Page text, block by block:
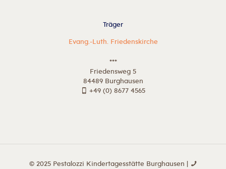
Träger
Evang.-Luth. Friedenskirche
***
Friedensweg 5
84489 Burghausen
+49 (0) 8677 4565
© 2025 Pestalozzi Kindertagesstätte Burghausen |